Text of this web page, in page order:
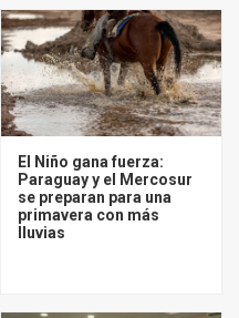
El Niño gana fuerza:
Paraguay y el Mercosur
se preparan para una
primavera con más
lluvias